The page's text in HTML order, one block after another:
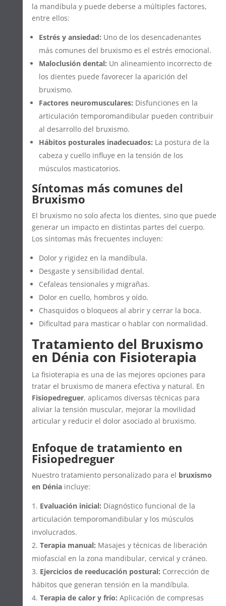
la mandíbula y puede deberse a múltiples factores,
entre ellos:
Estrés y ansiedad: Uno de los desencadenantes
más comunes del bruxismo es el estrés emocional.
Maloclusión dental: Un alineamiento incorrecto de
los dientes puede favorecer la aparición del
bruxismo.
Factores neuromusculares: Disfunciones en la
articulación temporomandibular pueden contribuir
al desarrollo del bruxismo.
Hábitos posturales inadecuados: La postura de la
cabeza y cuello influye en la tensión de los
músculos masticatorios.
Síntomas más comunes del
Bruxismo
El bruxismo no solo afecta los dientes, sino que puede
generar un impacto en distintas partes del cuerpo.
Los síntomas más frecuentes incluyen:
Dolor y rigidez en la mandíbula.
Desgaste y sensibilidad dental.
Cefaleas tensionales y migrañas.
Dolor en cuello, hombros y oído.
Chasquidos o bloqueos al abrir y cerrar la boca.
Dificultad para masticar o hablar con normalidad.
Tratamiento del Bruxismo
en Dénia con Fisioterapia
La fisioterapia es una de las mejores opciones para
tratar el bruxismo de manera efectiva y natural. En
Fisiopedreguer, aplicamos diversas técnicas para
aliviar la tensión muscular, mejorar la movilidad
articular y reducir el dolor asociado al bruxismo.
Enfoque de tratamiento en
Fisiopedreguer
Nuestro tratamiento personalizado para el bruxismo
en Déniaincluye:
Evaluación inicial: Diagnóstico funcional de la
articulación temporomandibular y los músculos
involucrados.
Terapia manual: Masajes y técnicas de liberación
miofascial en la zona mandibular, cervical y cráneo.
Ejercicios de reeducación postural: Corrección de
hábitos que generan tensión en la mandíbula.
Terapia de calor y frío: Aplicación de compresas